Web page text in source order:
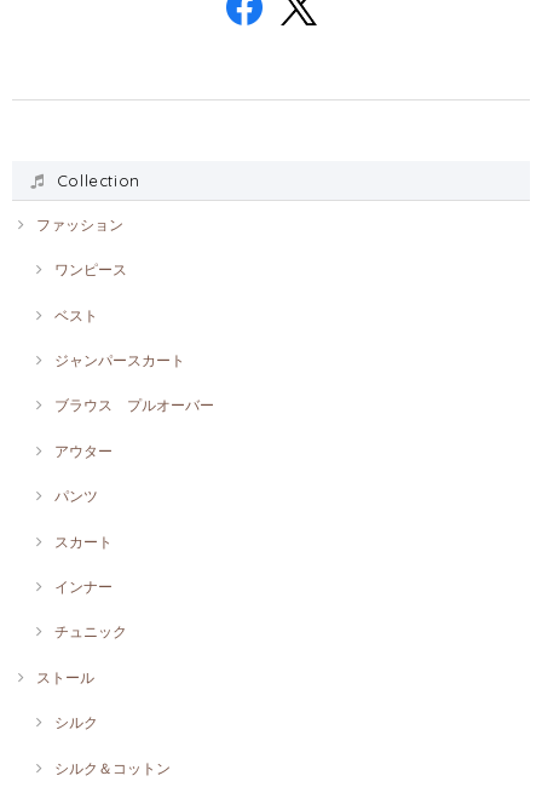
Collection
ファッション
ワンピース
ベスト
ジャンパースカート
ブラウス プルオーバー
アウター
パンツ
スカート
インナー
チュニック
ストール
シルク
シルク＆コットン